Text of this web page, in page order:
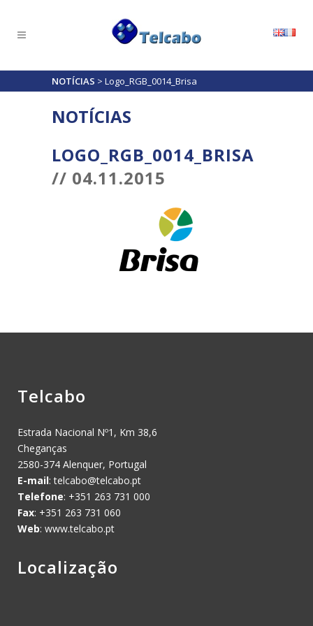
NOTÍCIAS > Logo_RGB_0014_Brisa
NOTÍCIAS
LOGO_RGB_0014_BRISA
// 04.11.2015
Telcabo
Estrada Nacional Nº1, Km 38,6
Cheganças
2580-374 Alenquer, Portugal
E-mail:telcabo@telcabo.pt
Telefone: +351 263 731 000
Fax: +351 263 731 060
Web: www.telcabo.pt
Localização